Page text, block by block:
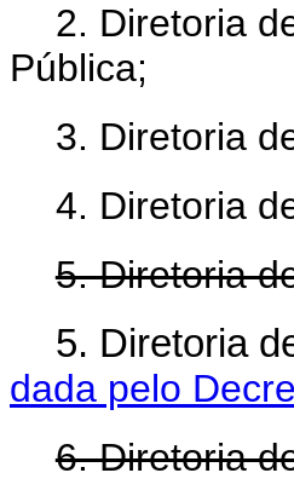
2. Diretoria
Pública;
3. Diretoria
4. Diretoria
5. Diretoria
5. Diretoria
dada pelo
6. Diretoria